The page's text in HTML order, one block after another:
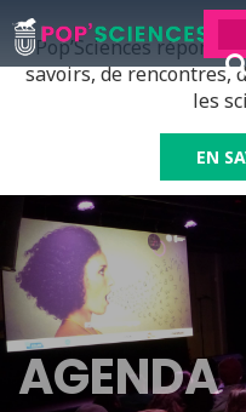
Pop’Sciences répond
savoirs, de rencontres,
les
EN
AGENDA